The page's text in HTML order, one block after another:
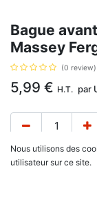
Bague
Massey
(0 review)
5,99 € H.T. par
Délai de
avec pour référence
Informations
Nous utilisons des
utilisateur sur ce site.